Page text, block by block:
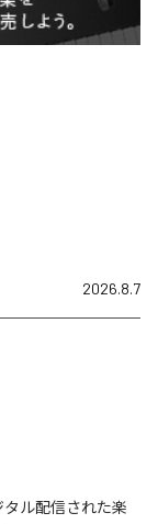
2026.8.7
タル配信された楽